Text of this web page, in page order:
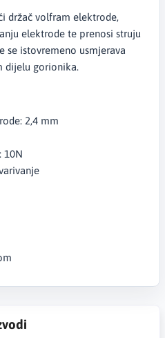
držač volfram elektrode,
elektrode te prenosi struju
se istovremeno usmjerava
dijelu gorionika.
2,4 mm
10N